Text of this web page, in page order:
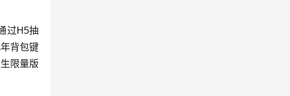
过H5抽
背包键
限量版